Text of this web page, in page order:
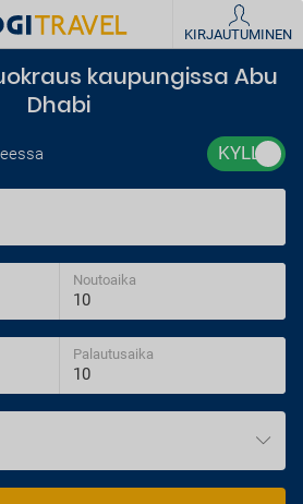
KIRJAUTUMINEN
kaupungissa Abu
Dhabi
Noutoaika
Palautusaika